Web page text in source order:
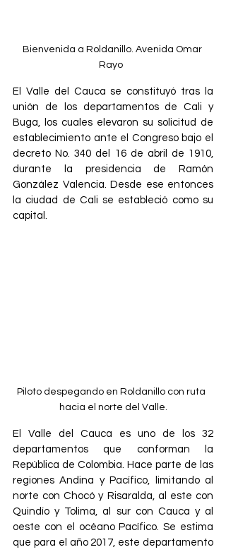
Bienvenida a Roldanillo. Avenida Omar
Rayo
El Valle del Cauca se constituyó tras la
unión de los departamentos de Cali y
Buga, los cuales elevaron su solicitud de
establecimiento ante el Congreso bajo el
decreto No. 340 del 16 de abril de 1910,
durante la presidencia de Ramón
González Valencia. Desde ese entonces
la ciudad de Cali se estableció como su
capital.
Piloto despegando en Roldanillo con ruta
hacia el norte del Valle.
El Valle del Cauca es uno de los 32
departamentos que conforman la
República de Colombia. Hace parte de las
regiones Andina y Pacífico, limitando al
norte con Chocó y Risaralda, al este con
Quindío y Tolima, al sur con Cauca y al
oeste con el océano Pacífico. Se estima
que para el año 2017, este departamento